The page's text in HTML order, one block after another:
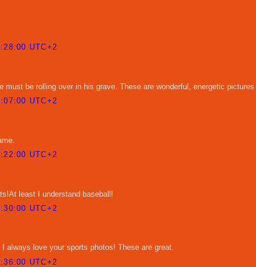
UTC+2
must be rolling over in his grave. These are wonderful, energetic
UTC+2
UTC+2
least I understand baseball!
UTC+2
always love your sports photos! These are great.
UTC+2